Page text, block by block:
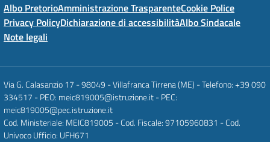
Albo PretorioAmministrazione TrasparenteCookie Police
Privacy PolicyDichiarazione di accessibilitàAlbo Sindacale
Note legali
Via G. Calasanzio 17 - 98049 - Villafranca Tirrena (ME) - Telefono: +39 090
334517 - PEO: meic819005@istruzione.it - PEC:
meic819005@pec.istruzione.it
Cod. Ministeriale: MEIC819005 - Cod. Fiscale: 97105960831 - Cod.
Univoco Ufficio: UFH671